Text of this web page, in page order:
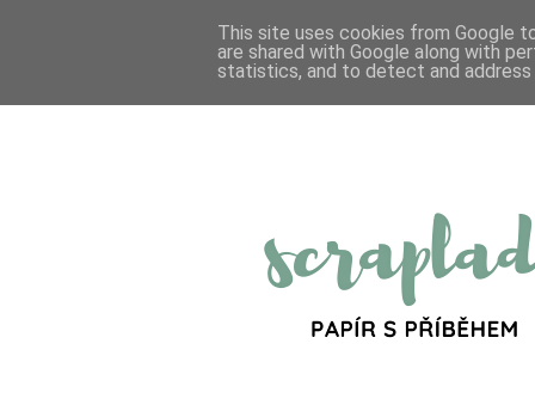
This site uses cookies from Google
are shared with Google along with
statistics, and to detect and address